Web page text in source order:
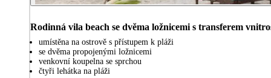
Rodinná vila beach se dvěma ložnicemi s transferem
umístěna na ostrově s přístupem k pláži
se dvěma propojenými ložnicemi
venkovní koupelna se sprchou
čtyři lehátka na pláži